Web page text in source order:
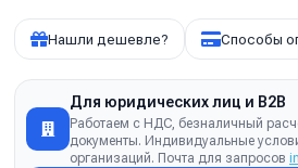
Нашли дешевле? Способы
Для юридических лиц и B2B
Работаем с НДС, безналичный
документы. Индивидуальные
организаций. Почта для запросов